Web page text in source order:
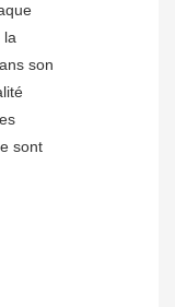
la
son
sont